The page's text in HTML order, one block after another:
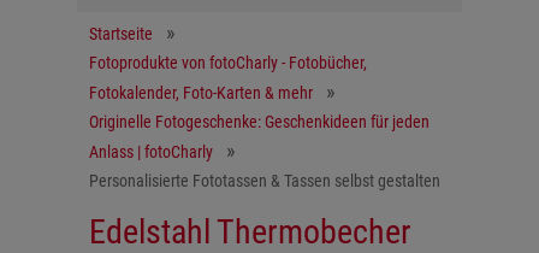
Startseite
Fotoprodukte von fotoCharly - Fotobücher,
Fotokalender, Foto-Karten & mehr
Originelle Fotogeschenke: Geschenkideen für jeden
Anlass | fotoCharly
Personalisierte Fototassen & Tassen selbst gestalten
Edelstahl Thermobecher